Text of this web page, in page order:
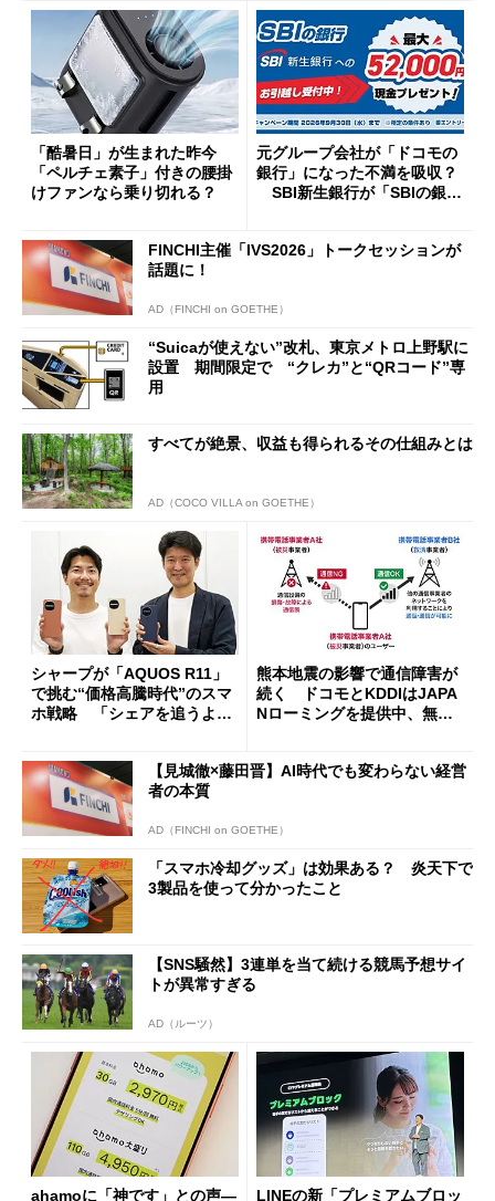
「酷暑日」が生まれた昨今
「ペルチェ素子」付きの腰掛
けファンなら乗り切れる？
元グループ会社が「ドコモの
銀行」になった不満を吸収？
SBI新生銀行が「SBIの銀
開催
FINCHI主催「IVS2026」トークセッションが
話題に！
AD（FINCHI on GOETHE）
“Suicaが使えない”改札、東京メトロ上野駅に
設置 期間限定で “クレカ”と“QRコード”専
用
すべてが絶景、収益も得られるその仕組みとは
AD（COCO VILLA on GOETHE）
シャープが「AQUOS R11」
で挑む“価格高騰時代”のスマ
ホ戦略 「シェアを追うより
熊本地震の影響で通信障害が
続く ドコモとKDDIはJAPA
Nローミングを提供中、無料
【見城徹×藤田晋】AI時代でも変わらない経営
者の本質
AD（FINCHI on GOETHE）
「スマホ冷却グッズ」は効果ある？ 炎天下で
3製品を使って分かったこと
【SNS騒然】3連単を当て続ける競馬予想サイ
トが異常すぎる
AD（ルーツ）
ahamoに「神です」との声― LINEの新「プレミアムブロッ